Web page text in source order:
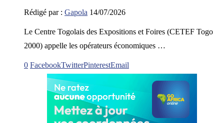
Rédigé par : Gapola 14/07/2026
Le Centre Togolais des Expositions et Foires (CETEF Togo
2000) appelle les opérateurs économiques …
0 FacebookTwitterPinterestEmail